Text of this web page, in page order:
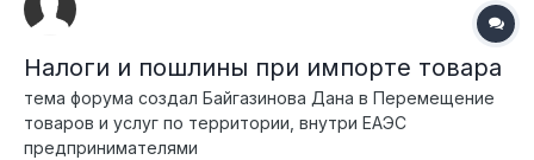
Налоги и пошлины при импорте товара
тема форума создал Байгазинова Дана в Перемещение
товаров и услуг по территории, внутри ЕАЭС
предпринимателями